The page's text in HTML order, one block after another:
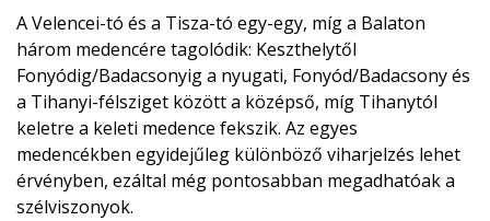
A Velencei-tó és a Tisza-tó egy-egy, míg a Balaton
három medencére tagolódik: Keszthelytől
Fonyódig/Badacsonyig a nyugati, Fonyód/Badacsony és
a Tihanyi-félsziget között a középső, míg Tihanytól
keletre a keleti medence fekszik. Az egyes
medencékben egyidejűleg különböző viharjelzés lehet
érvényben, ezáltal még pontosabban megadhatóak a
szélviszonyok.